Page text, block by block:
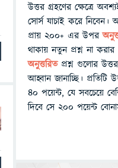
উত্তর গ্রহণের ক্ষেত্রে
সোর্স যাচাই করে
প্রায় ২০০+ এর উপর
থাকায় নতুন প্রশ্ন না
অনুত্তরিত প্রশ্ন গুলোর
আহ্বান জানাচ্ছি। প্রতিটি
৪০ পয়েন্ট, যে সবচেয়ে
দিবে সে ২০০ পয়েন্ট